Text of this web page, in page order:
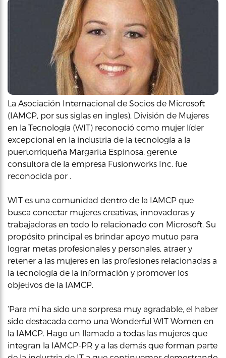
La Asociación Internacional de Socios de Microsoft
(IAMCP, por sus siglas en ingles), División de Mujeres
en la Tecnología (WIT) reconoció como mujer líder
excepcional en la industria de la tecnología a la
puertorriqueña Margarita Espinosa, gerente
consultora de la empresa Fusionworks Inc. fue
reconocida por .
WIT es una comunidad dentro de la IAMCP que
busca conectar mujeres creativas, innovadoras y
trabajadoras en todo lo relacionado con Microsoft. Su
propósito principal es brindar apoyo mutuo para
lograr metas profesionales y personales, atraer y
retener a las mujeres en las profesiones relacionadas a
la tecnología de la información y promover los
objetivos de la IAMCP.
‘Para mí ha sido una sorpresa muy agradable, el haber
sido destacada como una Wonderful WIT Women en
la IAMCP. Hago un llamado a todas las mujeres que
integran la IAMCP-PR y a las demás que forman parte